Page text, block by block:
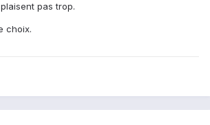
pas trop.
choix.